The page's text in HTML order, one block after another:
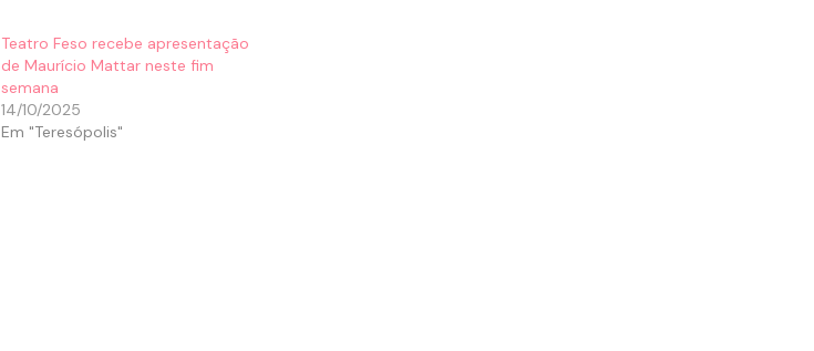
Teatro Feso recebe apresentação
de Maurício Mattar neste fim
semana
14/10/2025
Em "Teresópolis"